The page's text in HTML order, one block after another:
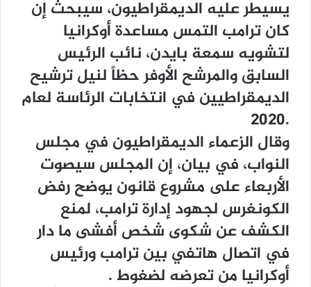
ﻳﺴﻴﻄﺮ ﻋﻠﻴﻪ ﺍﻟﺪﻳﻤﻘﺮﺍﻃﻴﻮﻥ، ﺳﻴﺒﺤﺚ ﺇﻥ
ﻛﺎﻥ ﺗﺮﺍﻣﺐ ﺍﻟﺘﻤﺲ ﻣﺴﺎﻋﺪﺓ ﺃﻭﻛﺮﺍﻧﻴﺎ
ﻟﺘﺸﻮﻳﻪ ﺳﻤﻌﺔ ﺑﺎﻳﺪﻥ، ﻧﺎﺋﺐ ﺍﻟﺮﺋﻴﺲ
ﺍﻟﺴﺎﺑﻖ ﻭﺍﻟﻤﺮﺷﺢ ﺍﻷﻭﻓﺮ ﺣﻈﺎً ﻟﻨﻴﻞ ﺗﺮﺷﻴﺢ
ﺍﻟﺪﻳﻤﻘﺮﺍﻃﻴﻴﻦ ﻓﻲ ﺍﻧﺘﺨﺎﺑﺎﺕ ﺍﻟﺮﺋﺎﺳﺔ ﻟﻌﺎﻡ
.2020
ﻭﻗﺎﻝ ﺍﻟﺰﻋﻤﺎﺀ ﺍﻟﺪﻳﻤﻘﺮﺍﻃﻴﻮﻥ ﻓﻲ ﻣﺠﻠﺲ
ﺍﻟﻨﻮﺍﺏ، ﻓﻲ ﺑﻴﺎﻥ، ﺇﻥ ﺍﻟﻤﺠﻠﺲ ﺳﻴﺼﻮﺕ
ﺍﻷﺭﺑﻌﺎﺀ ﻋﻠﻰ ﻣﺸﺮﻭﻉ ﻗﺎﻧﻮﻥ ﻳﻮﺿﺢ ﺭﻓﺾ
ﺍﻟﻜﻮﻧﻐﺮﺱ ﻟﺠﻬﻮﺩ ﺇﺩﺍﺭﺓ ﺗﺮﺍﻣﺐ، ﻟﻤﻨﻊ
ﺍﻟﻜﺸﻒ ﻋﻦ ﺷﻜﻮﻯ ﺷﺨﺺ ﺃﻓﺸﻰ ﻣﺎ ﺩﺍﺭ
ﻓﻲ ﺍﺗﺼﺎﻝ ﻫﺎﺗﻔﻲ ﺑﻴﻦ ﺗﺮﺍﻣﺐ ﻭﺭﺋﻴﺲ
ﺃﻭﻛﺮﺍﻧﻴﺎ ﻣﻦ ﺗﻌﺮﺿﻪ ﻟﻀﻐﻮﻁ .